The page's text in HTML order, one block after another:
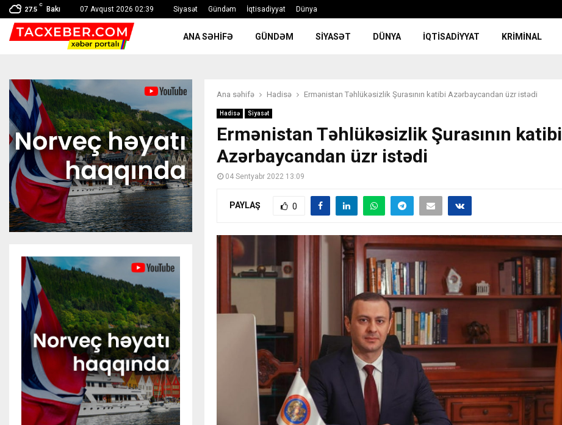
27.5
C
Bakı 07 Avqust 2026 02:39 Siyasət Gündəm İqtisadiyyat Dünya
ANA SƏHIFƏ GÜNDƏM SIYASƏT DÜNYA İQTISADIYYAT KRIMINAL
Ana səhifə Hadisə Ermənistan Təhlükəsizlik Şurasının katibi Azərbaycandan üzr istədi
Hadisə Siyasət
Ermənistan Təhlükəsizlik Şurasının katibi
Azərbaycandan üzr istədi
04 Sentyabr 2022 13:09
PAYLAŞ 0